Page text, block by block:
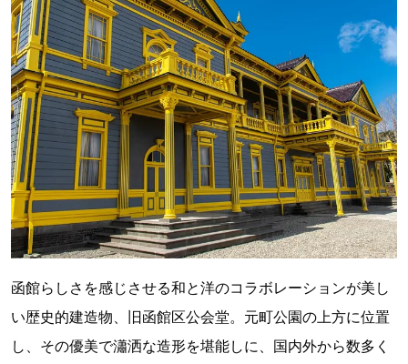
函館らしさを感じさせる和と洋のコラボレーションが美し
い歴史的建造物、旧函館区公会堂。元町公園の上方に位置
し、その優美で瀟洒な造形を堪能しに、国内外から数多く